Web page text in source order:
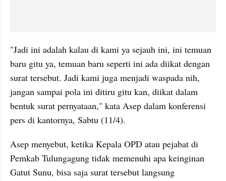
"Jadi ini adalah kalau di kami ya sejauh ini, ini temuan
baru gitu ya, temuan baru seperti ini ada diikat dengan
surat tersebut. Jadi kami juga menjadi waspada nih,
jangan sampai pola ini ditiru gitu kan, diikat dalam
bentuk surat pernyataan," kata Asep dalam konferensi
pers di kantornya, Sabtu (11/4).
Asep menyebut, ketika Kepala OPD atau pejabat di
Pemkab Tulungagung tidak memenuhi apa keinginan
Gatut Sunu, bisa saja surat tersebut langsung